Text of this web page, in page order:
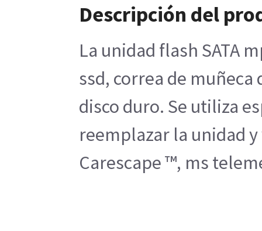
Descripción del
La unidad flash SATA
ssd, correa de
disco duro. Se utiliza
reemplazar la unidad
Carescape ™, ms